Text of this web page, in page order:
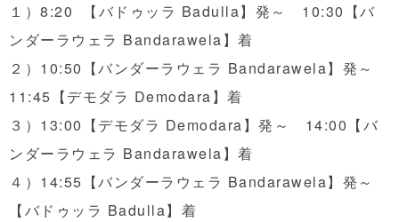
１）8:20 【バドゥッラ Badulla】発～ 10:30【バ
ンダーラウェラ Bandarawela】着
２）10:50【バンダーラウェラ Bandarawela】発～
11:45【デモダラ Demodara】着
３）13:00【デモダラ Demodara】発～ 14:00【バ
ンダーラウェラ Bandarawela】着
４）14:55【バンダーラウェラ Bandarawela】発～
【バドゥッラ Badulla】着